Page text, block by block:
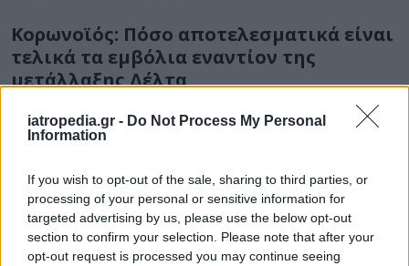
iatropedia.gr - Do Not Process My Personal
Information
If you wish to opt-out of the sale, sharing to third parties, or
processing of your personal or sensitive information for
targeted advertising by us, please use the below opt-out
section to confirm your selection. Please note that after your
opt-out request is processed you may continue seeing
Κορωνοϊός: Πόσο αποτελεσματικά είναι
τελικά τα εμβόλια εναντίον της
μετάλλαξης Δέλτα
Άλλα ντ' άλλων ακούμε τις τελευταίες ημέρες για
την αποτελεσματικότητα των εμβολίων εναντίον